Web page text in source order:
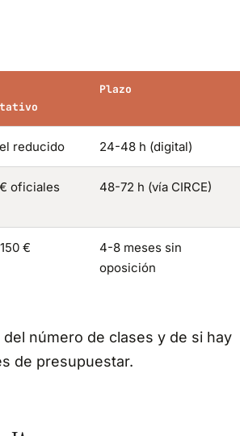
Plazo
reducido 24-48 h (digital)
oficiales 48-72 h (vía CIRCE)
€
4-8 meses sin
oposición
número de clases y de si hay
de presupuestar.